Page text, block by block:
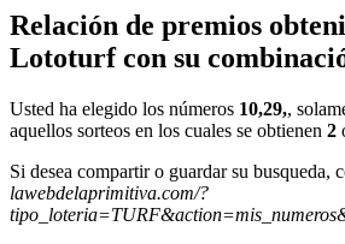
Relación de premios
Lototurf con su
Usted ha elegido los números 10,29,,
aquellos sorteos en los cuales se obtienen 2
Si desea compartir o guardar su busqueda,
lawebdelaprimitiva.com/?